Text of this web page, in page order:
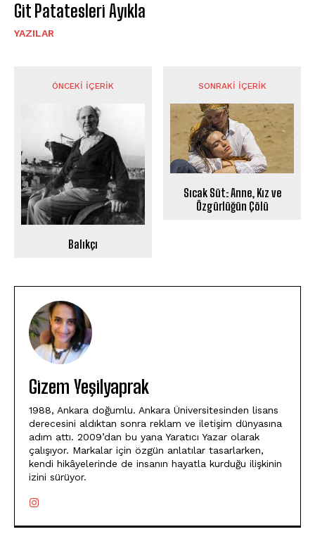
Git Patatesleri Ayıkla
YAZILAR
ÖNCEKI İÇERIK
Balıkçı
SONRAKI İÇERIK
Sıcak Süt: Anne, Kız ve
Özgürlüğün Çölü
Gizem Yeşilyaprak
1988, Ankara doğumlu. Ankara Üniversitesinden lisans
derecesini aldıktan sonra reklam ve iletişim dünyasına
adım attı. 2009’dan bu yana Yaratıcı Yazar olarak
çalışıyor. Markalar için özgün anlatılar tasarlarken,
kendi hikâyelerinde de insanın hayatla kurduğu ilişkinin
izini sürüyor.